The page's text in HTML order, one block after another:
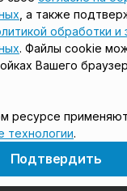
в Щёлково
, а также
обработки и
. Файлы cookie
Вашего
ресурсе
технологии.
Подтвердить